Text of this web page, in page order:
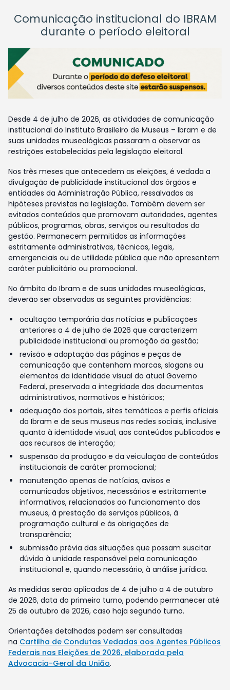
Comunicação institucional do IBRAM
durante o período eleitoral
Desde 4 de julho de 2026, as atividades de comunicação
institucional do Instituto Brasileiro de Museus – Ibram e de
suas unidades museológicas passaram a observar as
restrições estabelecidas pela legislação eleitoral.
Nos três meses que antecedem as eleições, é vedada a
divulgação de publicidade institucional dos órgãos e
entidades da Administração Pública, ressalvadas as
hipóteses previstas na legislação. Também devem ser
evitados conteúdos que promovam autoridades, agentes
públicos, programas, obras, serviços ou resultados da
gestão. Permanecem permitidas as informações
estritamente administrativas, técnicas, legais,
emergenciais ou de utilidade pública que não apresentem
caráter publicitário ou promocional.
No âmbito do Ibram e de suas unidades museológicas,
deverão ser observadas as seguintes providências:
ocultação temporária das notícias e publicações
anteriores a 4 de julho de 2026 que caracterizem
publicidade institucional ou promoção da gestão;
revisão e adaptação das páginas e peças de
comunicação que contenham marcas, slogans ou
elementos da identidade visual do atual Governo
Federal, preservada a integridade dos documentos
administrativos, normativos e históricos;
adequação dos portais, sites temáticos e perfis oficiais
do Ibram e de seus museus nas redes sociais, inclusive
quanto à identidade visual, aos conteúdos publicados e
aos recursos de interação;
suspensão da produção e da veiculação de conteúdos
institucionais de caráter promocional;
manutenção apenas de notícias, avisos e
comunicados objetivos, necessários e estritamente
informativos, relacionados ao funcionamento dos
museus, à prestação de serviços públicos, à
programação cultural e às obrigações de
transparência;
submissão prévia das situações que possam suscitar
dúvida à unidade responsável pela comunicação
institucional e, quando necessário, à análise jurídica.
As medidas serão aplicadas de 4 de julho a 4 de outubro
de 2026, data do primeiro turno, podendo permanecer até
25 de outubro de 2026, caso haja segundo turno.
Orientações detalhadas podem ser consultadas
na Cartilha de Condutas Vedadas aos Agentes Públicos
Federais nas Eleições de 2026, elaborada pela
Advocacia-Geral da União.